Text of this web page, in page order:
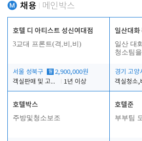
채용 메인박스
호텔 디 아티스트 성신여대점
3교대 프론트(격,비,비)
서울 성북구 월 2,900,000원
객실판매 및 고객응대
1년 이상
일산대화
일산 대
청소팀
경기 고양
객실청소,
호텔박스
주방및청소보조
호텔준
부부팀